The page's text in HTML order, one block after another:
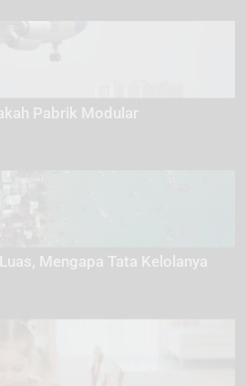
Pabrik Modular
Mengapa Tata Kelolanya